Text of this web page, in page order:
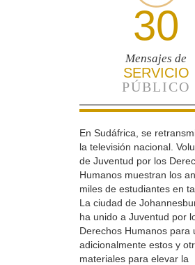
30
Mensajes de
SERVICIO
PÚBLICO
En Sudáfrica, se
la televisión nacional.
de Juventud por los
Humanos muestran los
miles de estudiantes en
La ciudad de
ha unido a Juventud por
Derechos Humanos para
adicionalmente estos y
materiales para elevar la